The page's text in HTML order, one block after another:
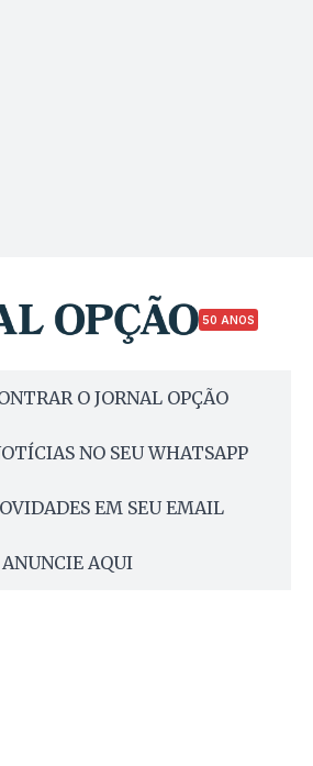
50 ANOS
O JORNAL OPÇÃO
NO SEU WHATSAPP
EM SEU EMAIL
ANUNCIE AQUI